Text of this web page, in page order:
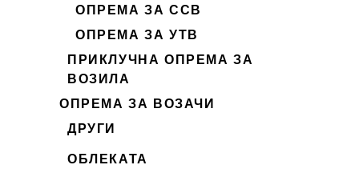
ОПРЕМА ЗА ССВ
ОПРЕМА ЗА УТВ
ПРИКЛУЧНА ОПРЕМА ЗА
ВОЗИЛА
ОПРЕМА ЗА ВОЗАЧИ
ДРУГИ
ОБЛЕКАТА